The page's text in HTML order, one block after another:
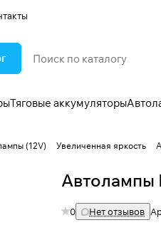
Тяговые аккумуляторы
(12V) Увеличенная яркость
Автолампы
0 Нет отзывов